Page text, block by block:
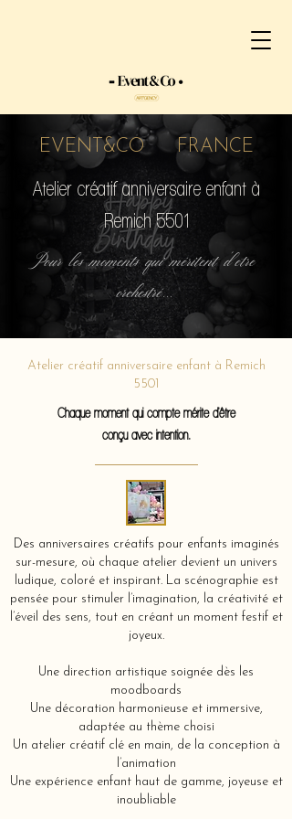
EVENT&CO FRANCE
Atelier créatif anniversaire enfant à
Remich 5501
Pour les moments qui méritent d'etre
orchestré...
Atelier créatif anniversaire enfant à Remich
5501
Chaque moment qui compte mérite d'être
conçu avec intention.
Des anniversaires créatifs pour enfants imaginés
sur-mesure, où chaque atelier devient un univers
ludique, coloré et inspirant. La scénographie est
pensée pour stimuler l’imagination, la créativité et
l’éveil des sens, tout en créant un moment festif et
joyeux.
Une direction artistique soignée dès les
moodboards
Une décoration harmonieuse et immersive,
adaptée au thème choisi
Un atelier créatif clé en main, de la conception à
l’animation
Une expérience enfant haut de gamme, joyeuse et
inoubliable